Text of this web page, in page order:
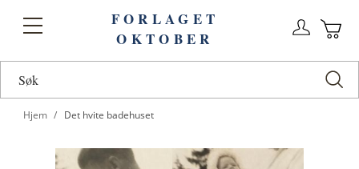
Toggle
FORLAGET
OKTOBER
Hjem Det hvite badehuset